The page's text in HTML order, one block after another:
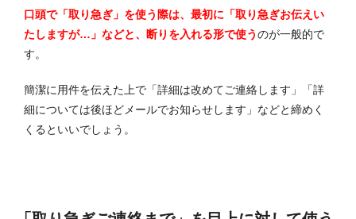
口頭で「取り急ぎ」を使う際は、最初に「取り急ぎお伝えい
たしますが…」などと、断りを入れる形で使うのが一般的で
す。
簡潔に用件を伝えた上で「詳細は改めてご連絡します」「詳
細については後ほどメールでお知らせします」などと締めく
くるといいでしょう。